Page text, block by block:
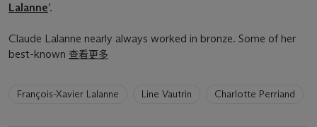
Lalanne’.
Claude Lalanne nearly always worked in bronze. Some of her
best-known 查看更多
artists
François-Xavier Lalanne Line Vautrin Charlotte Perriand